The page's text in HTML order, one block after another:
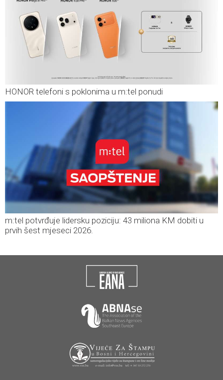
HONOR telefoni s poklonima u m:tel ponudi
m:tel potvrđuje lidersku poziciju: 43 miliona KM dobiti u
prvih šest mjeseci 2026.